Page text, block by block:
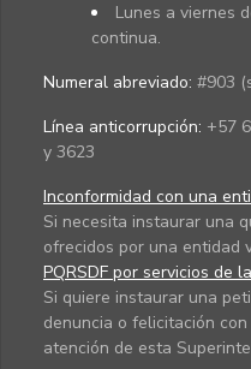
Lunes a viernes
continua.
Numeral abreviado: #903
Línea anticorrupción: +57
y 3623
Inconformidad con una
Si necesita instaurar una
ofrecidos por una entidad
PQRSDF por servicios de
Si quiere instaurar una
denuncia o felicitación
atención de esta